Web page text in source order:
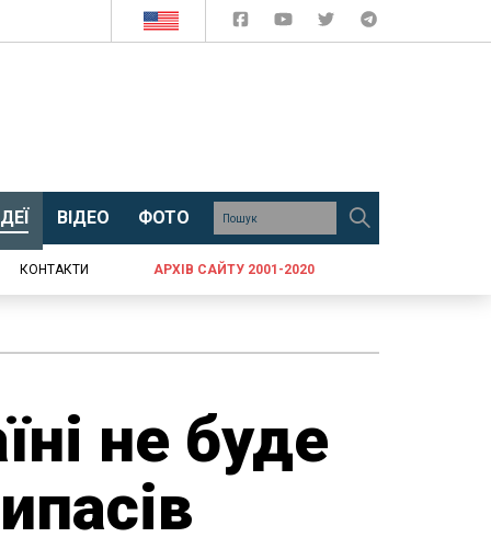
ВІДЕО ФОТО
КОНТАКТИ АРХІВ САЙТУ 2001-2020
не буде